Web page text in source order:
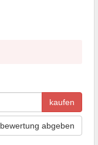
kaufen
abgeben